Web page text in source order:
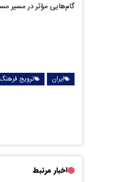
گام‌هایی مؤثر در مسیر
ایران ترویج فرهنگ
اخبار مرتبط